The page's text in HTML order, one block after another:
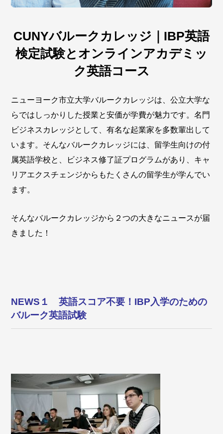
CUNYバルークカレッジ｜IBP英語
検定試験とオンラインアカデミッ
ク英語コース
ニューヨーク市立大学バルークカレッジは、公立大学な
らではしっかりした授業と安価が学費が魅力です。名門
ビジネスカレッジとして、有名な起業家を多数輩出して
います。そんなバルークカレッジには、留学生向けの付
属英語学校と、ビジネス修了証プログラムがあり、キャ
リアエクスチェンジからもたくさんの留学生が学んでい
ます。
そんなバルークカレッジから２つの大きなニュースが届
きました！
NEWS１ 英語スコア不要！IBP入学のための
バルーク英語試験